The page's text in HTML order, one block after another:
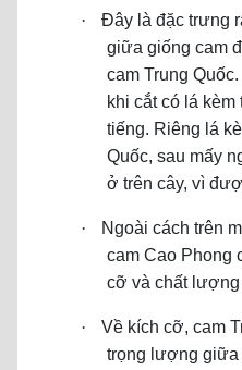
·
Đây là đặc trưng
giữa giống cam
cam Trung
khi cắt có lá
tiếng. Riêng lá
Quốc, sau mấy
ở trên cây, vì
·
Ngoài cách trên
cam Cao Phong
cỡ và chất lượng
·
Về kích cỡ, cam
trọng lượng